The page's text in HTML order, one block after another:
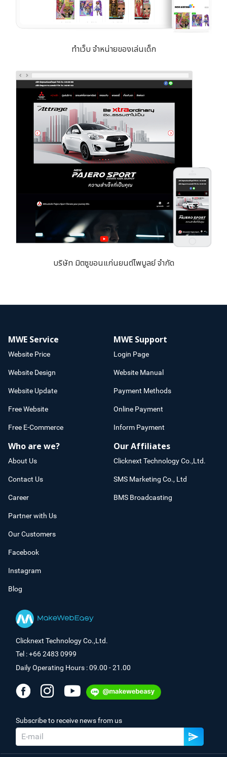
ทำเว็บ จำหน่ายของเล่นเด็ก
บริษัท มิตซูขอนแก่นยนต์ไพบูลย์ จำกัด
MWE Service
Website Price
Website Design
Website Update
Free Website
Free E-Commerce
MWE Support
Login Page
Website Manual
Payment Methods
Online Payment
Inform Payment
Who are we?
About Us
Contact Us
Career
Partner with Us
Our Customers
Facebook
Instagram
Blog
Our Affiliates
Clicknext Technology Co.,Ltd.
SMS Marketing Co., Ltd
BMS Broadcasting
Clicknext Technology Co.,Ltd.
Tel : +66 2483 0999
Daily Operating Hours : 09.00 - 21.00
Subscribe to receive news from us